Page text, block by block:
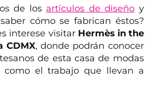
de los artículos de diseño y
cómo se fabrican éstos?
interese visitar Hermès in the
CDMX, donde podrán conocer
de esta casa de modas
como el trabajo que llevan a